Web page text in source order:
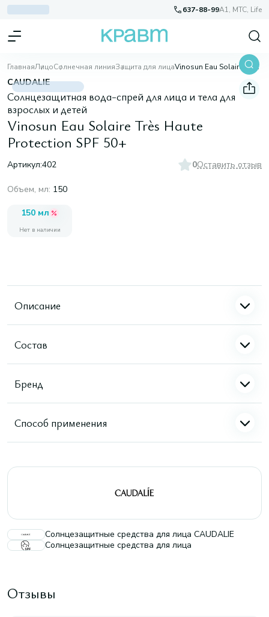
637-88-99A1, МТС, Life
ГлавнаяЛицоСолнечная линияЗащита для лица Vinosun Eau Solaire Très Haute Protection SPF 50+
CAUDALIE
Солнцезащитная вода-спрей для лица и тела для
взрослых и детей
Vinosun Eau Solaire Très Haute
Protection SPF 50+
Артикул:402 0Оставить отзыв
Объем, мл: 150
150 мл
Нет в наличии
Описание
Состав
Бренд
Способ применения
Солнцезащитные средства для лица CAUDALIE
Солнцезащитные средства для лица
Отзывы